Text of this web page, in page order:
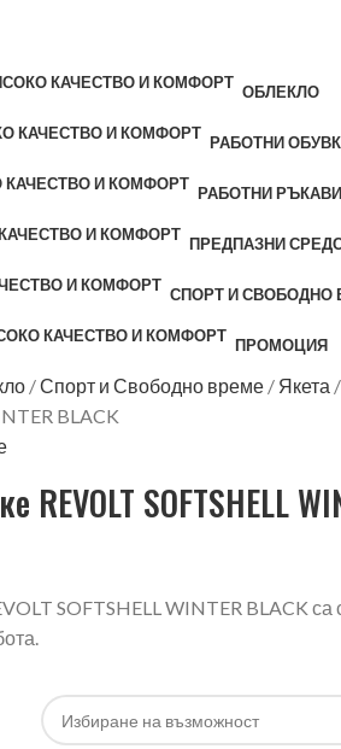
ОБЛЕКЛО
РАБОТНИ
РАБОТНИ
ПРЕДПАЗНИ
СПОРТ И СВОБОДНО
ПРОМОЦИЯ
Спорт и Свободно време Якета
BLACK
REVOLT SOFTSHELL
SOFTSHELL WINTER BLACK